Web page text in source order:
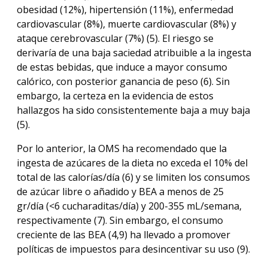
obesidad (12%), hipertensión (11%), enfermedad
cardiovascular (8%), muerte cardiovascular (8%) y
ataque cerebrovascular (7%) (5). El riesgo se
derivaría de una baja saciedad atribuible a la ingesta
de estas bebidas, que induce a mayor consumo
calórico, con posterior ganancia de peso (6). Sin
embargo, la certeza en la evidencia de estos
hallazgos ha sido consistentemente baja a muy baja
(5).
Por lo anterior, la OMS ha recomendado que la
ingesta de azúcares de la dieta no exceda el 10% del
total de las calorías/día (6) y se limiten los consumos
de azúcar libre o añadido y BEA a menos de 25
gr/día (<6 cucharaditas/día) y 200-355 mL/semana,
respectivamente (7). Sin embargo, el consumo
creciente de las BEA (4,9) ha llevado a promover
políticas de impuestos para desincentivar su uso (9).